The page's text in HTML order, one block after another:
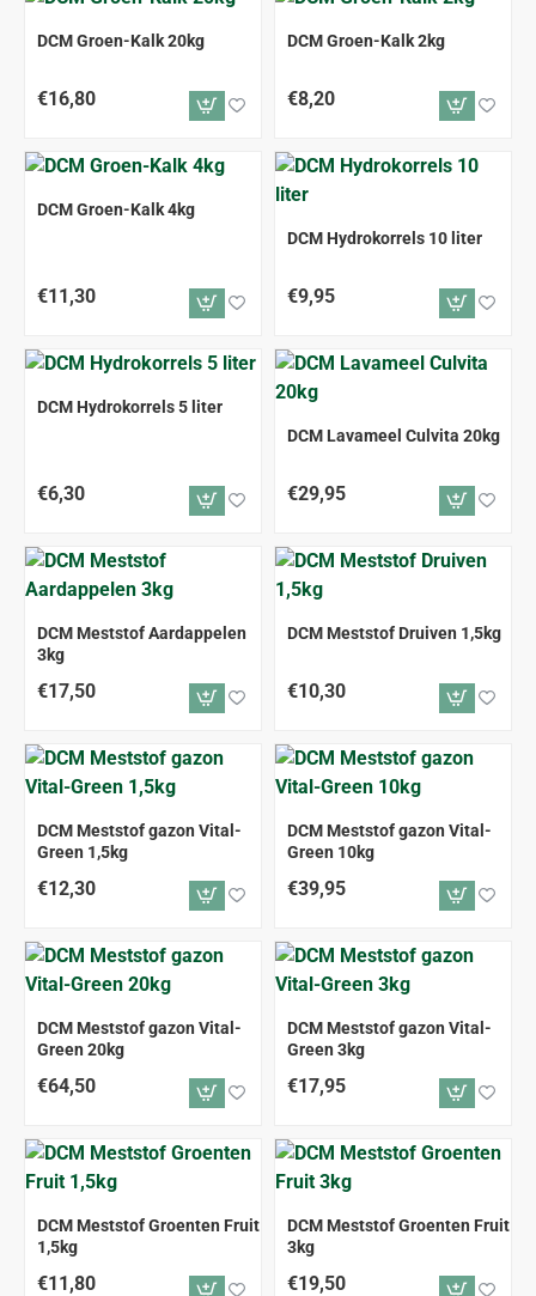
DCM Groen-Kalk 20kg
€16,80
DCM Groen-Kalk 2kg
€8,20
DCM Groen-Kalk 4kg
€11,30
DCM Hydrokorrels 10 liter
€9,95
DCM Hydrokorrels 5 liter
€6,30
DCM Lavameel Culvita 20kg
€29,95
DCM Meststof Aardappelen
3kg
€17,50
DCM Meststof Druiven 1,5kg
€10,30
DCM Meststof gazon Vital-
Green 1,5kg
€12,30
DCM Meststof gazon Vital-
Green 10kg
€39,95
DCM Meststof gazon Vital-
Green 20kg
€64,50
DCM Meststof gazon Vital-
Green 3kg
€17,95
DCM Meststof Groenten Fruit
1,5kg
€11,80
DCM Meststof Groenten Fruit
3kg
€19,50